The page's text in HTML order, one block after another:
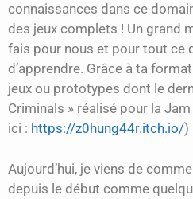
connaissances dans ce
des jeux complets ! Un grand
fais pour nous et pour tout ce
d’apprendre. Grâce à ta
jeux ou prototypes dont le
Criminals » réalisé pour la
ici : https://z0hung44r.itch.io/)
Aujourd’hui, je viens de
depuis le début comme